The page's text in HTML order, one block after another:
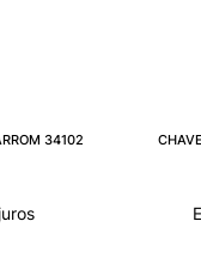
34102